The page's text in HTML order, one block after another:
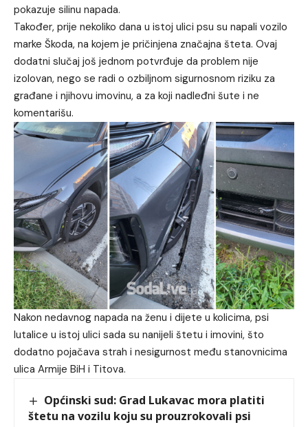
pokazuje silinu napada.
Također, prije nekoliko dana u istoj ulici psu su napali vozilo
marke Škoda, na kojem je pričinjena značajna šteta. Ovaj
dodatni slučaj još jednom potvrđuje da problem nije
izolovan, nego se radi o ozbiljnom sigurnosnom riziku za
građane i njihovu imovinu, a za koji nadleđni šute i ne
komentarišu.
Nakon nedavnog napada na ženu i dijete u kolicima, psi
lutalice u istoj ulici sada su nanijeli štetu i imovini, što
dodatno pojačava strah i nesigurnost među stanovnicima
ulica Armije BiH i Titova.
Općinski sud: Grad Lukavac mora platiti
štetu na vozilu koju su prouzrokovali psi